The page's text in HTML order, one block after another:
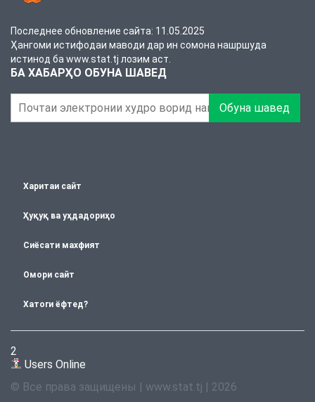
Последнее обновление сайта: 11.05.2025
Ҳангоми истифодаи маводи дар ин сомона нашршуда
истинод ба www.stat.tj лозим аст.
БА ХАБАРҲО ОБУНА ШАВЕД
Обуна шавед
Харитаи сайт
Ҳуқуқ ва уҳдадориҳо
Сиёсати махфият
Омори сайт
Хатоги ёфтед?
2
Users Online
© Все права защищены | www.stat.tj | 2026